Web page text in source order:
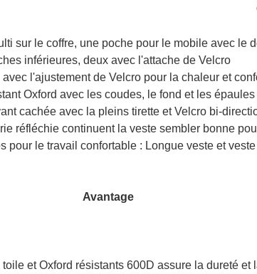
sur le coffre, une poche pour le mobile avec le
inférieures, deux avec l'attache de Velcro
avec l'ajustement de Velcro pour la chaleur et
Oxford avec les coudes, le fond et les
cachée avec la pleins tirette et Velcro bi-
réfléchie continuent la veste sembler bonne
pour le travail confortable : Longue veste et
Avantage
toile et Oxford résistants 600D assure la dureté